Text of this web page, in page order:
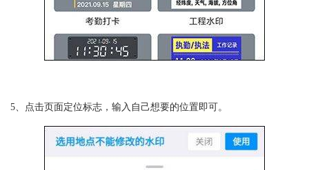
5、点击页面定位标志，输入自己想要的位置即可。